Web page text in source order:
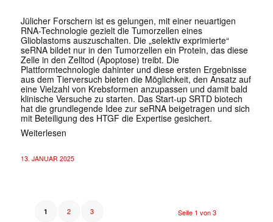
Jülicher Forschern ist es gelungen, mit einer neuartigen
RNA-Technologie gezielt die Tumorzellen eines
Glioblastoms auszuschalten. Die „selektiv exprimierte“
seRNA bildet nur in den Tumorzellen ein Protein, das diese
Zelle in den Zelltod (Apoptose) treibt. Die
Plattformtechnologie dahinter und diese ersten Ergebnisse
aus dem Tierversuch bieten die Möglichkeit, den Ansatz auf
eine Vielzahl von Krebsformen anzupassen und damit bald
klinische Versuche zu starten. Das Start-up SRTD biotech
hat die grundlegende Idee zur seRNA beigetragen und sich
mit Beteiligung des HTGF die Expertise gesichert.
Weiterlesen
13. JANUAR 2025
Seite 1 von 3
1 2 3